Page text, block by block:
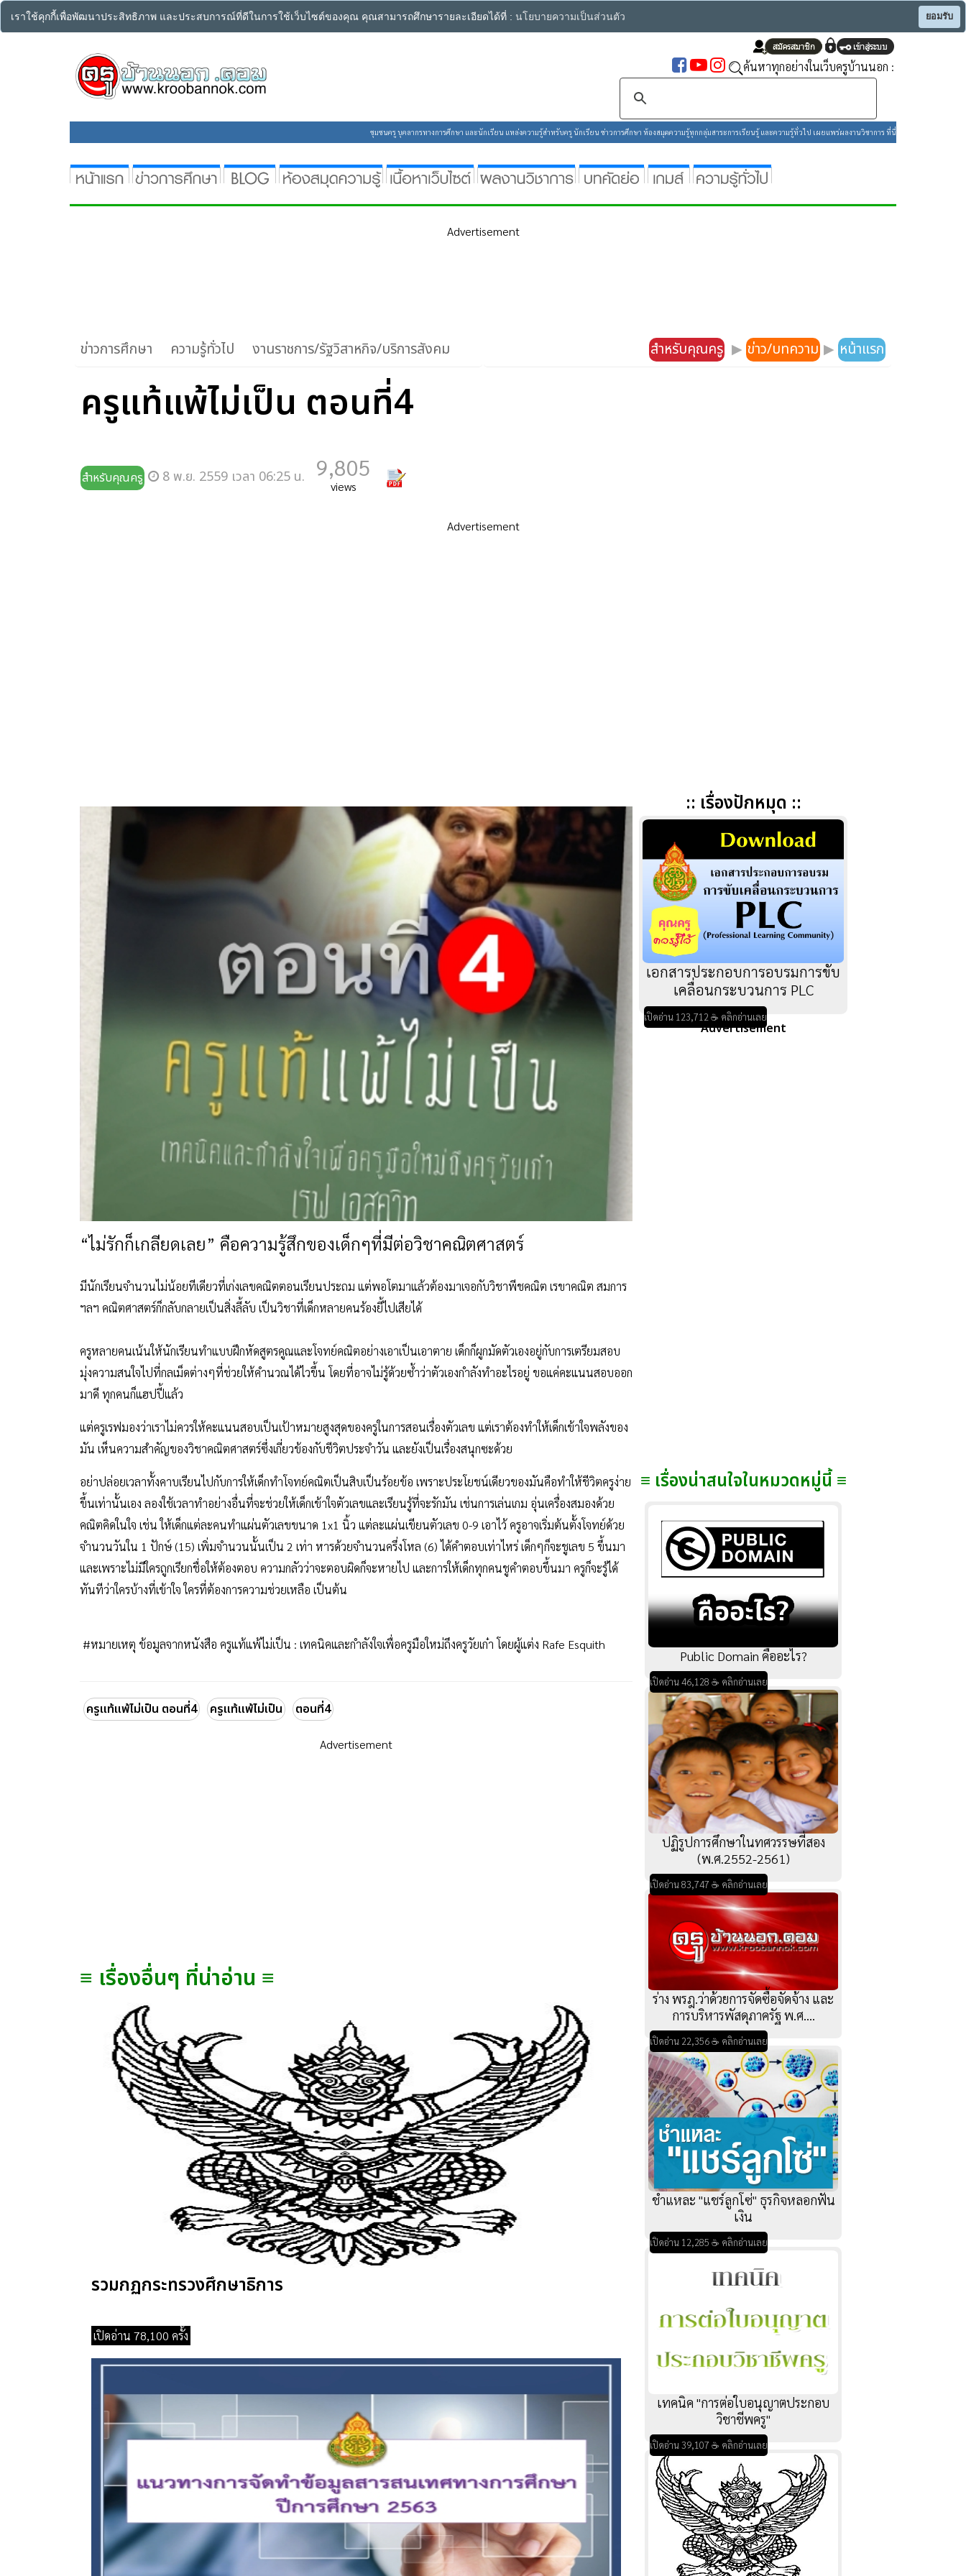
เราใช้คุกกี้เพื่อพัฒนาประสิทธิภาพ และประสบการณ์ที่ดีในการใช้เว็บไซต์ของคุณ คุณสามารถศึกษารายละเอียดได้ที่ : นโยบายความเป็นส่วนตัว ยอมรับ
ค้นหาทุกอย่างในเว็บครูบ้านนอก :
ชุมชนครู บุคลากรทางการศึกษา และนักเรียน แหล่งความรู้สำหรับครู นักเรียน ข่าวการศึกษา ห้องสมุดความรู้ทุกกลุ่มสาระการเรียนรู้ และความรู้ทั่วไป เผยแพร่ผลงานวิชาการ ที่นี่
Advertisement
ข่าวการศึกษา ความรู้ทั่วไป งานราชการ/รัฐวิสาหกิจ/บริการสังคม สำหรับคุณครู ▶ ข่าว/บทความ ▶ หน้าแรก
ครูแท้แพ้ไม่เป็น ตอนที่4
สำหรับคุณครู 8 พ.ย. 2559 เวลา 06:25 น. 9,805
views
Advertisement
“ไม่รักก็เกลียดเลย” คือความรู้สึกของเด็กๆที่มีต่อวิชาคณิตศาสตร์
มีนักเรียนจำนวนไม่น้อยทีเดียวที่เก่งเลขคณิตตอนเรียนประถม แต่พอโตมาแล้วต้องมาเจอกับวิชาพีชคณิต เรขาคณิต สมการ
ฯลฯ คณิตศาสตร์ก็กลับกลายเป็นสิ่งลี้ลับ เป็นวิชาที่เด็กหลายคนร้องยี้ไปเสียได้
ครูหลายคนเน้นให้นักเรียนทำแบบฝึกหัดสูตรคูณและโจทย์คณิตอย่างเอาเป็นเอาตาย เด็กก็ผูกมัดตัวเองอยู่กับการเตรียมสอบ
มุ่งความสนใจไปที่กลเม็ดต่างๆที่ช่วยให้คำนวณได้ไวขึ้น โดยที่อาจไม่รู้ด้วยซ้ำว่าตัวเองกำลังทำอะไรอยู่ ขอแค่คะแนนสอบออก
มาดี ทุกคนก็แฮปปี้แล้ว
แต่ครูเรฟมองว่าเราไม่ควรให้คะแนนสอบเป็นเป้าหมายสูงสุดของครูในการสอนเรื่องตัวเลข แต่เราต้องทำให้เด็กเข้าใจพลังของ
มัน เห็นความสำคัญของวิชาคณิตศาสตร์ซึ่งเกี่ยวข้องกับชีวิตประจำวัน และยังเป็นเรื่องสนุกซะด้วย
อย่าปล่อยเวลาทั้งคาบเรียนไปกับการให้เด็กทำโจทย์คณิตเป็นสิบเป็นร้อยข้อ เพราะประโยชน์เดียวของมันคือทำให้ชีวิตครูง่าย
ขึ้นเท่านั้นเอง ลองใช้เวลาทำอย่างอื่นที่จะช่วยให้เด็กเข้าใจตัวเลขและเรียนรู้ที่จะรักมัน เช่นการเล่นเกม อุ่นเครื่องสมองด้วย
คณิตคิดในใจ เช่น ให้เด็กแต่ละคนทำแผ่นตัวเลขขนาด 1x1 นิ้ว แต่ละแผ่นเขียนตัวเลข 0-9 เอาไว้ ครูอาจเริ่มต้นตั้งโจทย์ด้วย
จำนวนวันใน 1 ปักษ์ (15) เพิ่มจำนวนนั้นเป็น 2 เท่า หารด้วยจำนวนครึ่งโหล (6) ได้คำตอบเท่าไหร่ เด็กๆก็จะชูเลข 5 ขึ้นมา
และเพราะไม่มีใครถูกเรียกชื่อให้ต้องตอบ ความกลัวว่าจะตอบผิดก็จะหายไป และการให้เด็กทุกคนชูคำตอบขึ้นมา ครูก็จะรู้ได้
ทันทีว่าใครบ้างที่เข้าใจ ใครที่ต้องการความช่วยเหลือ เป็นต้น
#หมายเหตุ ข้อมูลจากหนังสือ ครูแท้แพ้ไม่เป็น : เทคนิคและกำลังใจเพื่อครูมือใหม่ถึงครูวัยเก๋า โดยผู้แต่ง Rafe Esquith
ครูแท้แพ้ไม่เป็น ตอนที่4 ครูแท้แพ้ไม่เป็น ตอนที่4
Advertisement
≡ เรื่องอื่นๆ ที่น่าอ่าน ≡
รวมกฏกระทรวงศึกษาธิการ
เปิดอ่าน 78,100 ครั้ง
:: เรื่องปักหมุด ::
เอกสารประกอบการอบรมการขับ
เคลื่อนกระบวนการ PLC
เปิดอ่าน 123,712 ☕ คลิกอ่านเลย
Advertisement
≡ เรื่องน่าสนใจในหมวดหมู่นี้ ≡
Public Domain คืออะไร?
เปิดอ่าน 46,128 ☕ คลิกอ่านเลย
ปฏิรูปการศึกษาในทศวรรษที่สอง
(พ.ศ.2552-2561)
เปิดอ่าน 83,747 ☕ คลิกอ่านเลย
ร่าง พรฎ.ว่าด้วยการจัดซื้อจัดจ้าง และ
การบริหารพัสดุภาครัฐ พ.ศ....
เปิดอ่าน 22,356 ☕ คลิกอ่านเลย
ชำแหละ "แชร์ลูกโซ่" ธุรกิจหลอกฟัน
เงิน
เปิดอ่าน 12,285 ☕ คลิกอ่านเลย
เทคนิค "การต่อใบอนุญาตประกอบ
วิชาชีพครู"
เปิดอ่าน 39,107 ☕ คลิกอ่านเลย